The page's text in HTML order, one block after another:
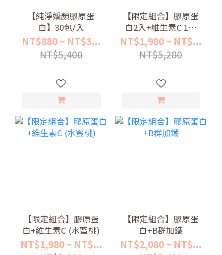
【純淨嬌顏膠原蛋
白】30包/入
NT$880 ~ NT$3...
NT$5,400
【限定組合】膠原蛋
白2入+維生素C 1入
(檸檬)
NT$1,980 ~ NT$...
NT$5,280
【限定組合】膠原蛋
白+維生素C (水蜜桃)
NT$1,980 ~ NT$...
【限定組合】膠原蛋
白+B群加鐵
NT$2,080 ~ NT$...